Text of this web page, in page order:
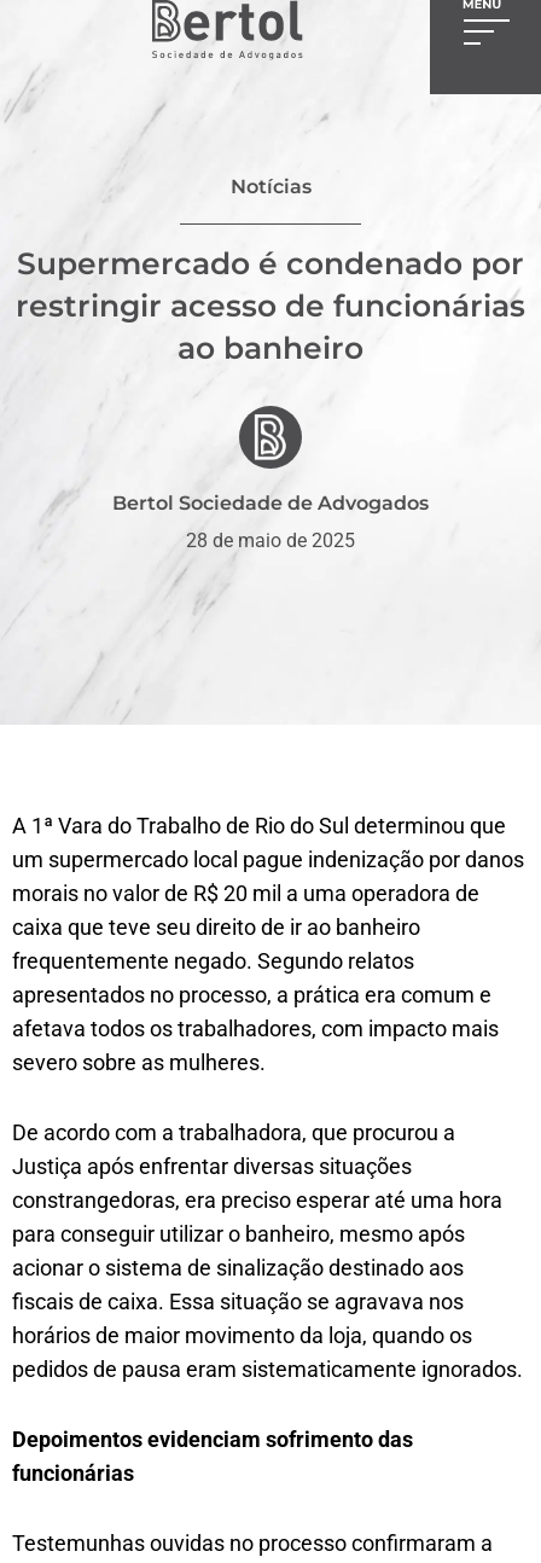
Notícias
Supermercado é condenado por
restringir acesso de funcionárias
ao banheiro
Bertol Sociedade de Advogados
28 de maio de 2025
A 1ª Vara do Trabalho de Rio do Sul determinou que
um supermercado local pague indenização por danos
morais no valor de R$ 20 mil a uma operadora de
caixa que teve seu direito de ir ao banheiro
frequentemente negado. Segundo relatos
apresentados no processo, a prática era comum e
afetava todos os trabalhadores, com impacto mais
severo sobre as mulheres.
De acordo com a trabalhadora, que procurou a
Justiça após enfrentar diversas situações
constrangedoras, era preciso esperar até uma hora
para conseguir utilizar o banheiro, mesmo após
acionar o sistema de sinalização destinado aos
fiscais de caixa. Essa situação se agravava nos
horários de maior movimento da loja, quando os
pedidos de pausa eram sistematicamente ignorados.
Depoimentos evidenciam sofrimento das
funcionárias
Testemunhas ouvidas no processo confirmaram a